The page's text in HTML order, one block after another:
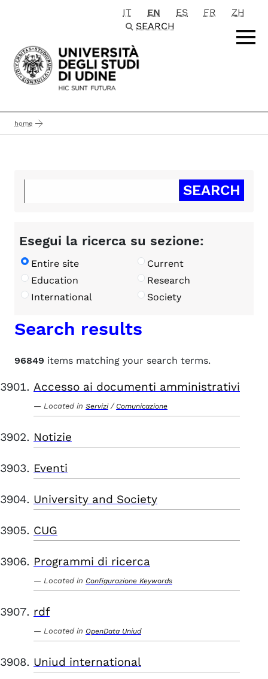
Passa al contenuto principale
IT EN ES FR
ZH
SEARCH
home
Esegui la ricerca su sezione:
Entire site
Current
Education
Research
International
Society
Search results
96849 items matching your search terms.
Accesso ai documenti amministrativi
Located in Servizi / Comunicazione
Notizie
Eventi
University and Society
CUG
Programmi di ricerca
Located in Configurazione Keywords
rdf
Located in OpenData Uniud
Uniud international